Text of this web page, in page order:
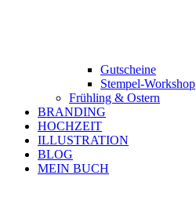
Gutscheine
Stempel-Workshop
Frühling & Ostern
BRANDING
HOCHZEIT
ILLUSTRATION
BLOG
MEIN BUCH